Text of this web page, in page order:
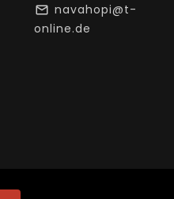
navahopi@t-
online.de